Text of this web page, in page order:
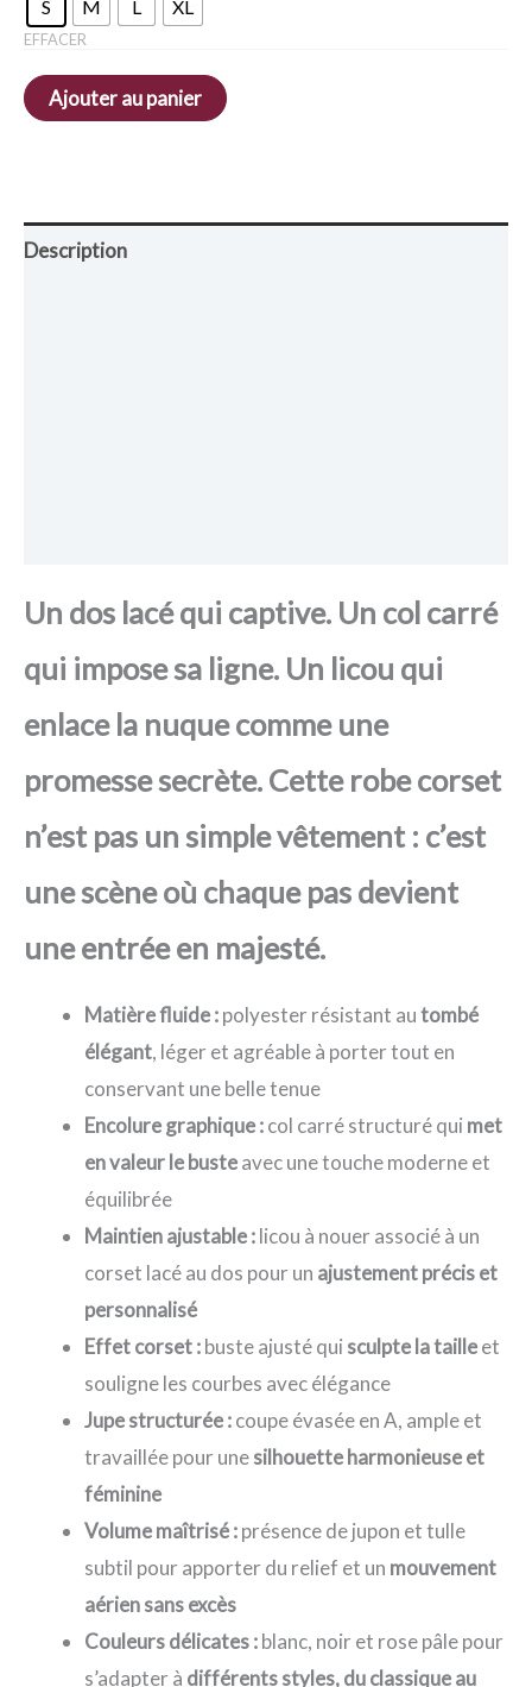
S M L XL
EFFACER
Ajouter au panier
Description
Un dos lacé qui captive. Un col carré
qui impose sa ligne. Un licou qui
enlace la nuque comme une
promesse secrète. Cette robe corset
n’est pas un simple vêtement : c’est
une scène où chaque pas devient
une entrée en majesté.
Matière fluide :polyester résistant autombé
élégant, léger et agréable à porter tout en
conservant une belle tenue
Encolure graphique :col carré structuré qui met
en valeur le busteavec une touche moderne et
équilibrée
Maintien ajustable :licou à nouer associé à un
corset lacé au dos pour un ajustement précis et
personnalisé
Effet corset :buste ajusté qui sculpte la tailleet
souligne les courbes avec élégance
Jupe structurée :coupe évasée en A, ample et
travaillée pour unesilhouette harmonieuse et
féminine
Volume maîtrisé :présence de jupon et tulle
subtil pour apporter du relief et un mouvement
aérien sans excès
Couleurs délicates :blanc, noir et rose pâle pour
s’adapter à différents styles, du classique au